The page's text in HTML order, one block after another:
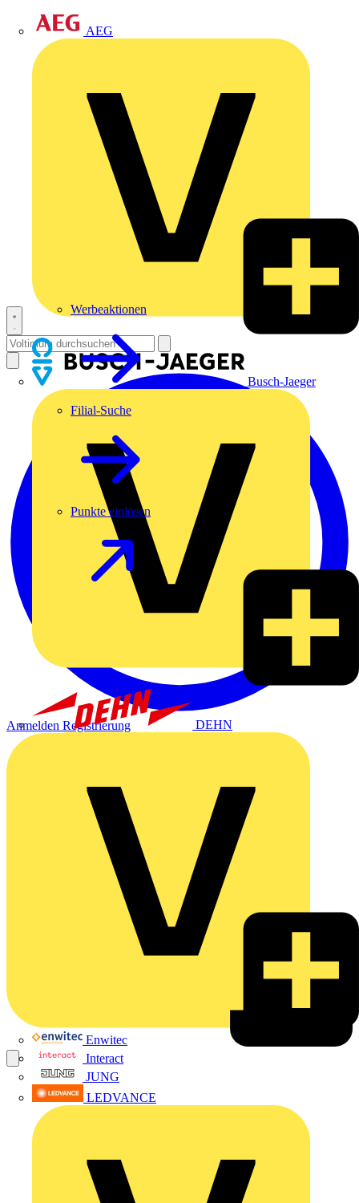
AEG
Busch-Jaeger
DEHN
Enwitec
Interact
JUNG
LEDVANCE
Werbeaktionen
Filial-Suche
Punkte einlösen
Anmelden Registrierung